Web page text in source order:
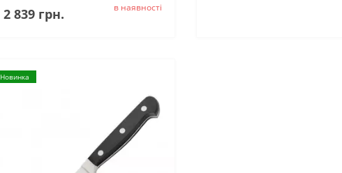
2 839 грн. в наявностi
Новинка